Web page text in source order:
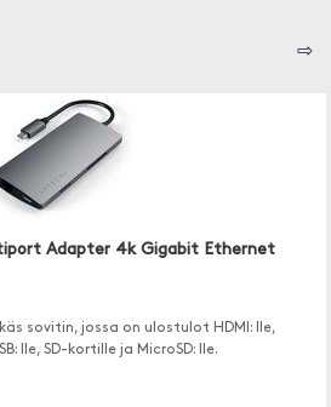
⇨
Adapter 4k Gigabit Ethernet
sovitin, jossa on ulostulot HDMI: lle,
lle, SD-kortille ja MicroSD: lle.